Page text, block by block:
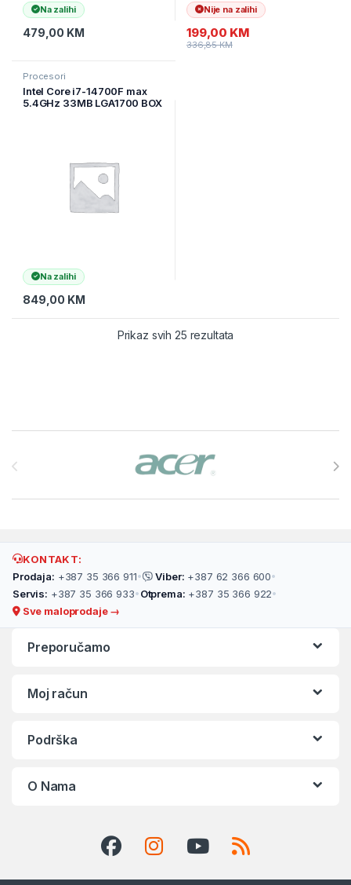
Na zalihi
479,00 KM
Nije na zalihi
199,00 KM
336,85KM
Procesori
Intel Core i7-14700F max
5.4GHz 33MB LGA1700 BOX
Na zalihi
849,00 KM
Prikaz svih 25 rezultata
KONTAKT:
Prodaja: +387 35 366 911• Viber: +387 62 366 600•
Servis: +387 35 366 933• Otprema: +387 35 366 922•
Sve maloprodaje →
Preporučamo
Moj račun
Podrška
O Nama